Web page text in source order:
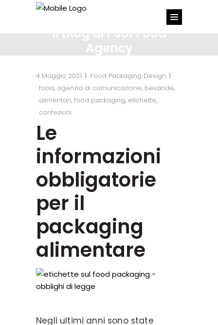
PS81 Food
Agency
4 Maggio 2021
Food Packaging Design
food, agenzia di comunicazione, bevande,
alimentari, food packaging, etichette,
confezioni
Le
informazioni
obbligatorie
per il
packaging
alimentare
Negli ultimi anni sono state